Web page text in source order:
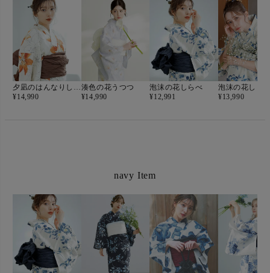
¥14,990
湊色の花うつつ
¥14,990
泡沫の花しらべ
¥12,991
泡沫の花しら
¥13,990
navy Item